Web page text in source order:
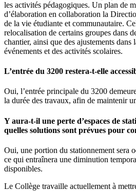
les activités pédagogiques. Un plan de
d’élaboration en collaboration la
de la vie étudiante et communautaire.
relocalisation de certains groupes dans
chantier, ainsi que des ajustements
événements et des activités scolaires.
L’entrée du 3200 restera-t-elle
Oui, l’entrée principale du 3200
la durée des travaux, afin de maintenir
Y aura-t-il une perte d’espaces de
quelles solutions sont prévues pour
Oui, une portion du stationnement sera
ce qui entraînera une diminution
disponibles.
Le Collège travaille actuellement à